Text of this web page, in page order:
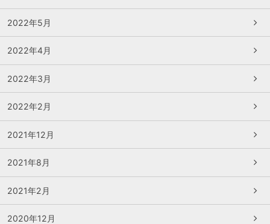
2022年5月
2022年4月
2022年3月
2022年2月
2021年12月
2021年8月
2021年2月
2020年12月